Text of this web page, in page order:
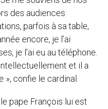
des audiences
parfois à sa table,
encore, je l’ai
je l’ai eu au téléphone.
et il a
confie le cardinal.
pape François lui est